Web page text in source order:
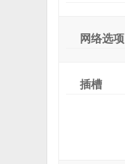
网络选项
插槽